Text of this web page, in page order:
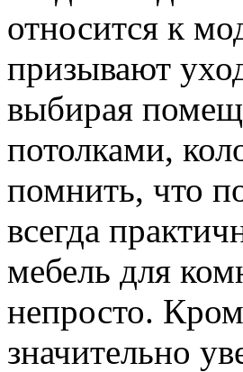
относится к
призывают
выбирая
потолками,
помнить, что
всегда
мебель для
непросто.
значительно